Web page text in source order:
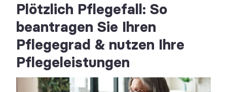
Plötzlich Pflegefall: So
beantragen Sie Ihren
Pflegegrad & nutzen Ihre
Pflegeleistungen